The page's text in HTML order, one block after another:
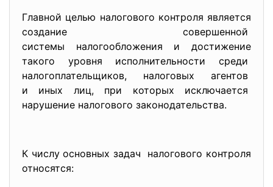
Главной целью налогового контроля является
создание совершенной
системы налогообложения и достижение
такого уровня исполнительности среди
налогоплательщиков, налоговых агентов
и иных лиц, при которых исключается
нарушение налогового законодательства.
К числу основных задач налогового контроля
относятся: